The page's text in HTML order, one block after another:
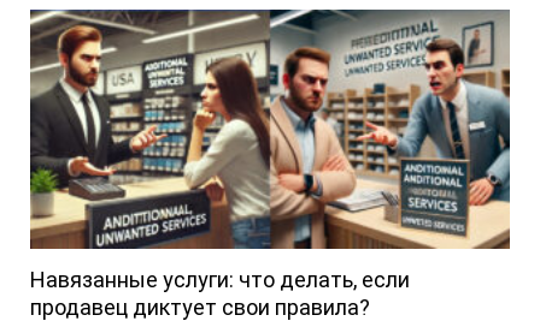
Навязанные услуги: что делать, если
продавец диктует свои правила?